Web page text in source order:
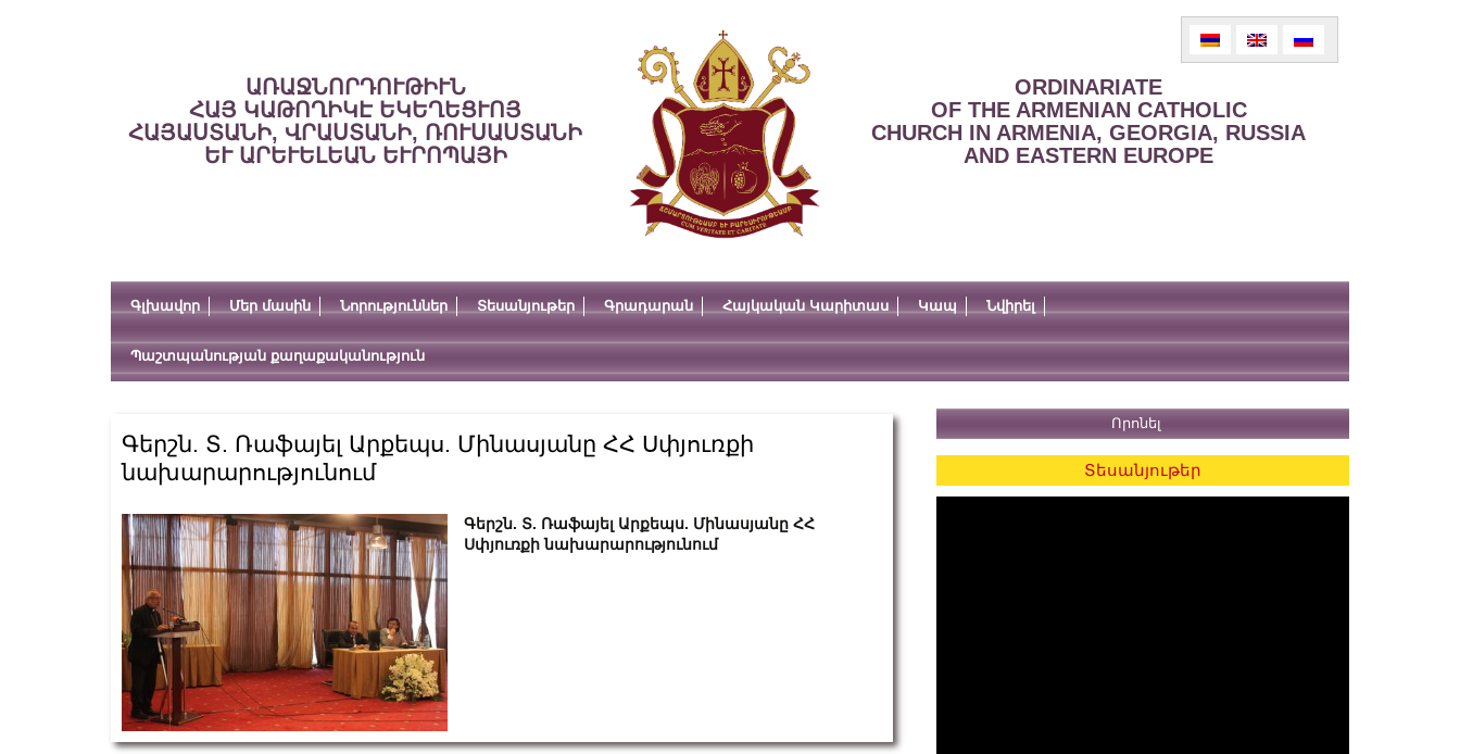
ԱՌԱՋՆՈՐԴՈՒԹԻՒՆ
ՀԱՅ ԿԱԹՈՂԻԿԷ ԵԿԵՂԵՑՒՈՅ
ՀԱՅԱՍՏԱՆԻ, ՎՐԱՍՏԱՆԻ, ՌՈՒՍԱՍՏԱՆԻ
ԵՒ ԱՐԵՒԵԼԵԱՆ ԵՒՐՈՊԱՅԻ
ORDINARIATE
OF THE ARMENIAN CATHOLIC
CHURCH IN ARMENIA, GEORGIA, RUSSIA
AND EASTERN EUROPE
Գլխավոր Մեր մասին Նորություններ Տեսանյութեր Գրադարան Հայկական Կարիտաս Կապ Նվիրել
Պաշտպանության քաղաքականություն
Գերշն. Տ. Ռաֆայել Արքեպս. Մինասյանը ՀՀ Սփյուռքի
նախարարությունում
Գերշն. Տ. Ռաֆայել Արքեպս. Մինասյանը ՀՀ
Սփյուռքի նախարարությունում
Տեսանյութեր